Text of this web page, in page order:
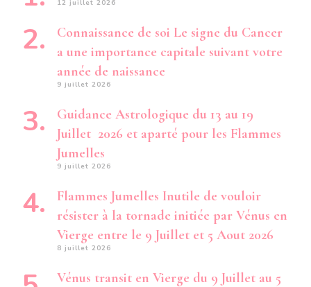
12 juillet 2026
Connaissance de soi Le signe du Cancer
a une importance capitale suivant votre
année de naissance
9 juillet 2026
Guidance Astrologique du 13 au 19
Juillet 2026 et aparté pour les Flammes
Jumelles
9 juillet 2026
Flammes Jumelles Inutile de vouloir
résister à la tornade initiée par Vénus en
Vierge entre le 9 Juillet et 5 Aout 2026
8 juillet 2026
Vénus transit en Vierge du 9 Juillet au 5